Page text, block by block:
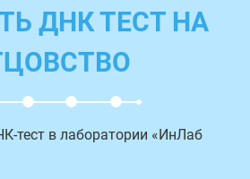
ДНК ТЕСТ НА
тест в лаборатории «ИнЛаб